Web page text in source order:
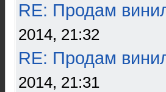
RE: Продам
2014, 21:32
RE: Продам
2014, 21:31